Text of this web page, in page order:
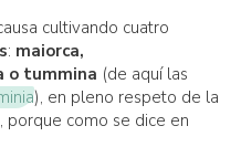
cultivando cuatro
: maiorca,
o tummina (de aquí las
), en pleno respeto de la
porque como se dice en